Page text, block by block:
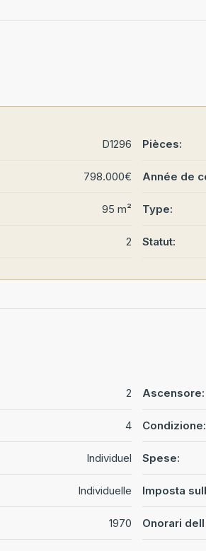
D1296
798.000€
95 m²
2
Pièces:
Année de
Type:
Statut:
2
4
Individuel
Individuelle
1970
Ascensore:
Condizione:
Spese:
Imposta
Onorari